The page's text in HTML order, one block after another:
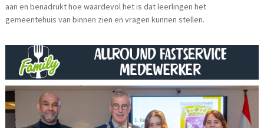
aan en benadrukt hoe waardevol het is dat leerlingen het
gemeentehuis van binnen zien en vragen kunnen stellen.